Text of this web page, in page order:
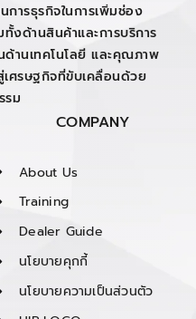
การธุรกิจในการเพิ่มช่อง
งด้านสินค้าและการบริการ
านเทคโนโลยี และคุณภาพ
เศรษฐกิจที่ขับเคลื่อนด้วย
รม
COMPANY
About Us
Training
Dealer Guide
นโยบายคุกกี้
นโยบายความเป็นส่วนตัว